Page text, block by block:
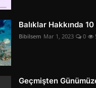
Balıklar Hakkında
Bibilsem Mar 1, 2023 0
Geçmişten